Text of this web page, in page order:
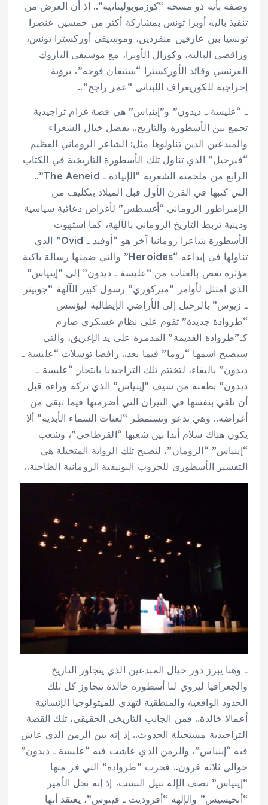
وصفه بأنه ذو مسحة “كوزموبوليتانية”.. إذ أن العرض من
تنفيذ باليه أوبرا تونس بمشاركة أكثر من خمسين عنصرا
تونسيا بين عازفين منفردين، وموسيقى أوركسترا تونس،
وراقصي الباليه، وكورال الأوبرا، مع موسيقى الباروك
الفرنسي وقائد الأوركسترا “ستيفان فوجه”، برؤية
إخراجية للكوريغراف اللبناني “عمر راجح”..
ـ “عليسة ـ ديدون” و”إينياس” هي قصة غرام تراجيدية
تجمع بين الأسطورة والتاريخ.. بفضل خيال الشعراء
والمبدعين الذين تناولوها مثل: الشاعر الروماني العظيم
“فيرجيل” الذي تناول تلك الأسطورة التاريخية في الكتاب
الرابع من ملحمته الشعرية “الإنيادة ـ The Aeneid”..
التي كتبها في القرن الأول قبل الميلاد بتكليف من
الإمبراطور الروماني “أغسطس” لأغراض دعائية سياسية
ودينية تربط التاريخ الروماني بالآلهة، كما استهوت
الأسطورة شاعرا رومانيا آخر هو “أوفيد ـ Ovid” الذي
تناولها في إبداعه “Heroides” والتي ضمنها رسالة باكية
مؤثرة تغص بالعتاب من “عليسة ـ ديدون” إلى “إينياس”
الذي امتثل لأوامر “ميركوري” رسول كبير الآلهة “جوبيتر
ـ زيوس” بالرحيل إلى الأراضي الإيطالية ليؤسس
“طروادة جديدة” تقوم على نظام عسكري صارم
كـ”طروادة القديمة” المدمرة على يد الإغريق، والتي
سيصبح اسمها “روما” فيما بعد.. رافضا توسلات “عليسة ـ
ديدون” بالبقاء، لتختتم تلك التراجيديا بانتحار “عليسة ـ
ديدون” بطعنة من سيف “إينياس” الذي تركه وراءه قبل
أن تلقي بنفسها في النيران التي أضرمتها فيما تبقى من
أغراضه.. وهي تدعو وتستمطر “لعنات السماء الأبدية” ألا
يكون هناك سلام أبدا بين شعبها “القرطاجي”، وشعب
“إينياس” “الرومان”، لتصبح تلك الرواية المتخيلة هي
التفسير الأسطوري للحروب البونيقية الرومانية الطاحنة..
ـ وهنا يبرز دور خيال المبدعين الذي يتجاوز التاريخ
والجغرافيا ليروي لنا أسطورة خالدة تتجاوز كل تلك
الحدود الواقعية والمنطقية لتهدي للميثولوجيا الإنسانية
أعمالا خالدة.. فمن الجانب التاريخي الحقيقي، تلك القصة
التراجيدية مستحيلة الحدوث.. إذ إنه بين الزمن الذي عاش
فيه “إينياس”، والزمن الذي عاشت فيه “عليسة ـ ديدون”
حوالي ثلاثة قرون.. فحرب “طروادة” التي فر منها
“إينياس” نصف الإله نبيل النسب، إذ إنه نجل الأمير
“أنخيسيس” والإلهة “أفروديت ـ فينوس”، يعتقد أنها